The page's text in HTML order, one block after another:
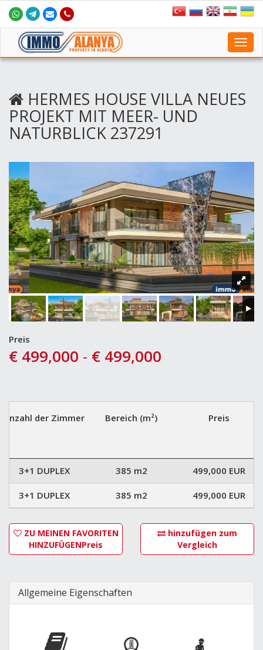
HERMES HOUSE VILLA NEUES
PROJEKT MIT MEER- UND
NATURBLICK 237291
Preis
€ 499,000 - € 499,000
Anzahl der Zimmer Bereich (m²) Preis
3+1 DUPLEX 385 m2 499,000 EUR
3+1 DUPLEX 385 m2 499,000 EUR
ZU MEINEN FAVORITEN
HINZUFÜGENPreis
hinzufügen zum
Vergleich
Allgemeine Eigenschaften